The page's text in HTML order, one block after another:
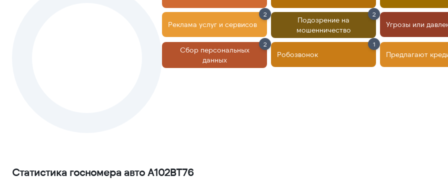
Реклама услуг и сервисов
2
Подозрение на
мошенничество
2
Угрозы или
Сбор персональных
данных
2
Робозвонок
1
Предлагают
Статистика госномера авто А102ВТ76